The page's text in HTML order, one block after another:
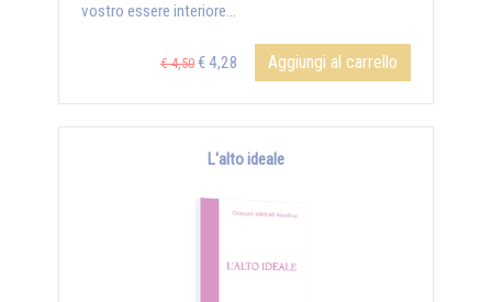
vostro essere interiore...
€ 4,50 € 4,28 Aggiungi al carrello
L'alto ideale